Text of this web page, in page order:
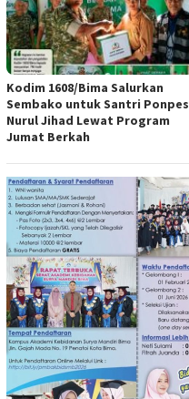
Kodim 1608/Bima Salurkan
Sembako untuk Santri Ponpes
Nurul Jihad Lewat Program
Jumat Berkah